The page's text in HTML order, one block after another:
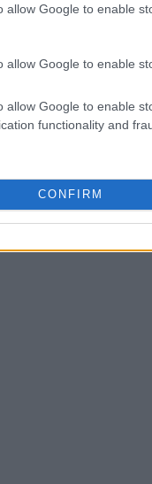
allow Google to enable
allow Google to enable
allow Google to enable
functionality and
CONFIRM
questo nuovo
che
funzione
voi ha mai